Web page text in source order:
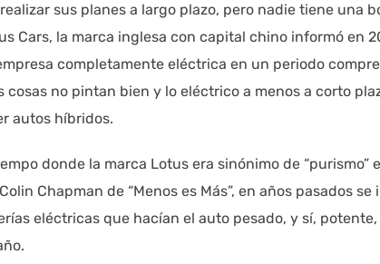
sus planes a largo plazo, pero nadie tiene una
Cars, la marca inglesa con capital chino informó en
completamente eléctrica en un periodo
cosas no pintan bien y lo eléctrico a menos a corto
autos híbridos.
donde la marca Lotus era sinónimo de “purismo”
Chapman de “Menos es Más”, en años pasados
eléctricas que hacían el auto pesado, y sí,